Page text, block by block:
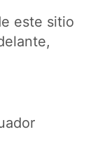
este sitio